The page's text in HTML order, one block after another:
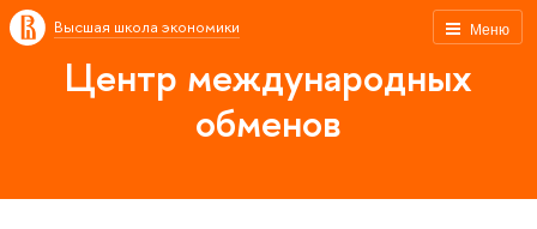
Меню
Высшая школа экономики
Центр международных
обменов